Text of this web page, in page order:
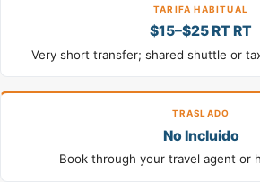
TARIFA HABITUAL
$15–$25 RT RT
Very short transfer; shared shuttle or
TRASLADO
No Incluido
Book through your travel agent or